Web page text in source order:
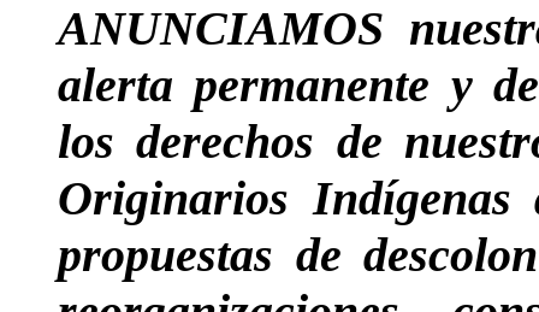
ANUNCIAMOS
alerta permanente y
los derechos de
Originarios
propuestas de